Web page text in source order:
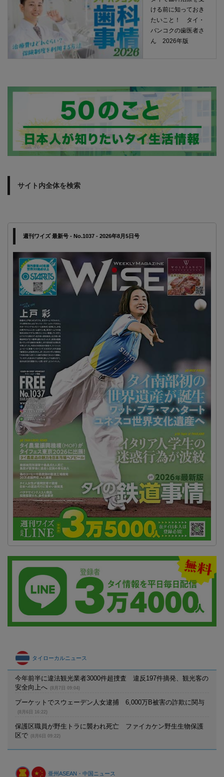
ける前に知っておき
たいこと！ タイ・
バンコクの歯医者さ
ん 2026年版
サイト内全体を検索
週刊ワイズ 最新号 - No.1037 - 2026年8月5日号
タイローカルニュース
今年前半に違法観光業者3000件超捜査 違反197件摘発、観光客の
安全向上へ
(8月7日 09:04)
プーケットでスウェーデン人女逮捕 6,000万B被害の詐欺に関与
(8月6日 16:22)
保護区職員が野生トラに襲われ死亡 ファイカケン野生生物保護
区で
(8月6日 09:22)
亜州ASEAN・中国ニュース